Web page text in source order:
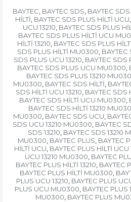
BAYTEC, BAYTEC SDS, BAYTEC
HİLTİ, BAYTEC SDS PLUS HİLTİ UCU,
UCU 13210, BAYTEC SDS PLUS
BAYTEC SDS PLUS HİLTİ UCU
HİLTİ 13210, BAYTEC SDS PLUS
SDS PLUS HİLTİ MU0300, BAYTEC
SDS PLUS UCU 13210, BAYTEC SDS
BAYTEC SDS PLUS UCU MU0300,
BAYTEC SDS PLUS 13210
MU0300, BAYTEC SDS HİLTİ,
SDS HİLTİ UCU 13210, BAYTEC SDS
BAYTEC SDS HİLTİ UCU MU0300,
BAYTEC SDS HİLTİ 13210
MU0300, BAYTEC SDS UCU,
SDS UCU 13210 MU0300, BAYTEC
SDS 13210, BAYTEC SDS 13210
MU0300, BAYTEC PLUS, BAYTEC
HİLTİ UCU, BAYTEC PLUS HİLTİ UCU
UCU 13210 MU0300, BAYTEC
BAYTEC PLUS HİLTİ 13210, BAYTEC
BAYTEC PLUS HİLTİ MU0300,
PLUS UCU 13210, BAYTEC PLUS
PLUS UCU MU0300, BAYTEC PLUS
MU0300, BAYTEC PLUS